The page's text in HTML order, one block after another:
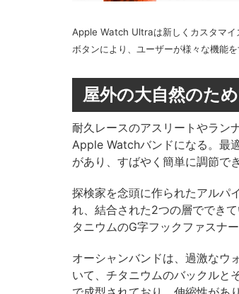
Apple Watch Ultraは新しくカスタマイ
ボタンにより、ユーザーが様々な機能
屋外の大自然のた
耐久レースのアスリートやラン
Apple Watchバンドになる。最
があり、すばやく簡単に調節で
探検家を念頭に作られたアルパ
れ、結合された2つの層ででき
タニウムのG字フックファスナ
オーシャンバンドは、過激なウ
いて、チタニウムのバックルと